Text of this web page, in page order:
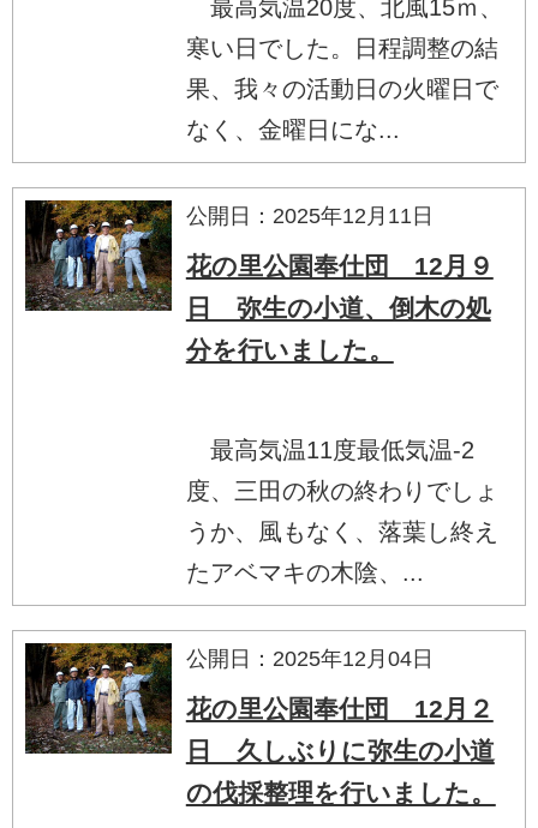
最高気温20度、北風15ｍ、
寒い日でした。日程調整の結
果、我々の活動日の火曜日で
なく、金曜日にな...
公開日：2025年12月11日
花の里公園奉仕団 12月９
日 弥生の小道、倒木の処
分を行いました。
最高気温11度最低気温-2
度、三田の秋の終わりでしょ
うか、風もなく、落葉し終え
たアベマキの木陰、...
公開日：2025年12月04日
花の里公園奉仕団 12月２
日 久しぶりに弥生の小道
の伐採整理を行いました。